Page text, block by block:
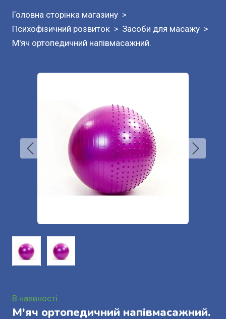
Головна сторінка магазину
Психофізичний розвиток
Засоби для масажу
М'яч ортопедичний напівмасажний.
В наявності
М'яч ортопедичний напівмасажний.